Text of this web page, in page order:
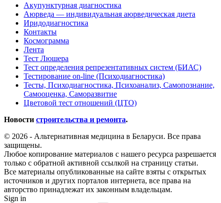
Акупунктурная диагностика
Аюрведа — индивидуальная аюрведическая диета
Иридодиагностика
Контакты
Космограмма
Лента
Тест Люшера
Тест определения репрезентативных систем (БИАС)
Тестирование on-line (Психодиагностика)
Тесты, Психодиагностика, Психоанализ, Самопознание,
Самооценка, Саморазвитие
Цветовой тест отношений (ЦТО)
Новости строительства и ремонта.
© 2026 - Альтернативная медицина в Беларуси. Все права
защищены.
Любое копирование материалов с нашего ресурса разрешается
только с обратной активной ссылкой на страницу статьи.
Все материалы опубликованные на сайте взяты с открытых
источников и других порталов интернета, все права на
авторство принадлежат их законным владельцам.
Sign in